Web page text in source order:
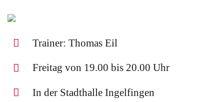
Trainer: Thomas Eil
Freitag von 19.00 bis 20.00 Uhr
In der Stadthalle Ingelfingen